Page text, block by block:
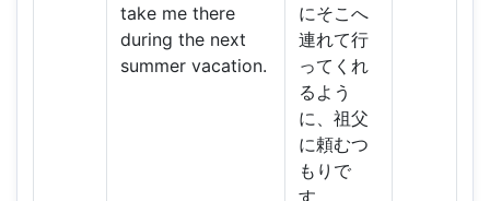
take me there
during the next
summer vacation.
にそこへ
連れて行
ってくれ
るよう
に、祖父
に頼むつ
もりで